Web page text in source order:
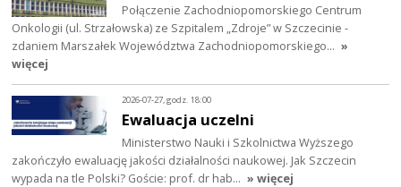
Połączenie Zachodniopomorskiego Centrum
Onkologii (ul. Strzałowska) ze Szpitalem „Zdroje” w Szczecinie -
zdaniem Marszałek Województwa Zachodniopomorskiego… »
więcej
2026-07-27, godz. 18:00
Ewaluacja uczelni
Ministerstwo Nauki i Szkolnictwa Wyższego
zakończyło ewaluację jakości działalności naukowej. Jak Szczecin
wypada na tle Polski? Goście: prof. dr hab… » więcej